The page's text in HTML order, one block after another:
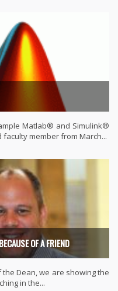
Matlab® and Simulink®
member from March...
OF A FRIEND
Dean, we are showing the
in the...